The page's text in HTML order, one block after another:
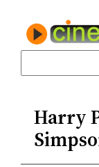
contenido
Harry